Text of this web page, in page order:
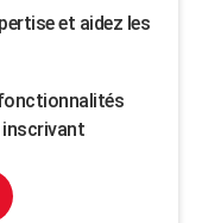
et aidez les
inscrivant